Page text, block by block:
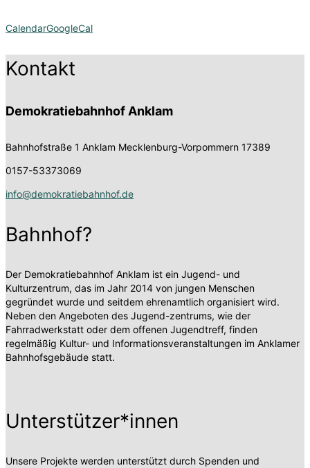
CalendarGoogleCal
Kontakt
Demokratiebahnhof Anklam
Bahnhofstraße 1 Anklam Mecklenburg-Vorpommern 17389
0157-53373069
info@demokratiebahnhof.de
Bahnhof?
Der Demokratiebahnhof Anklam ist ein Jugend- und
Kulturzentrum, das im Jahr 2014 von jungen Menschen
gegründet wurde und seitdem ehrenamtlich organisiert wird.
Neben den Angeboten des Jugend-zentrums, wie der
Fahrradwerkstatt oder dem offenen Jugendtreff, finden
regelmäßig Kultur- und Informationsveranstaltungen im Anklamer
Bahnhofsgebäude statt.
Unterstützer*innen
Unsere Projekte werden unterstützt durch Spenden und